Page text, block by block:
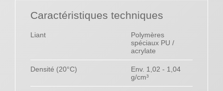
Caractéristiques techniques
Liant
Polymères
spéciaux PU /
acrylate
Densité (20°C)
Env. 1,02 - 1,04
g/cm³